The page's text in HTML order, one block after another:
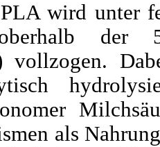
wird unter
oberhalb der
vollzogen.
als